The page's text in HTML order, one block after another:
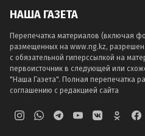
НАША ГАЗЕТА
Перепечатка материалов (включая
размещенных на www.ng.kz,
с обязательной гиперссылкой на
первоисточник в следующей или
"Наша Газета". Полная перепечатка
соглашению с редакцией сайта